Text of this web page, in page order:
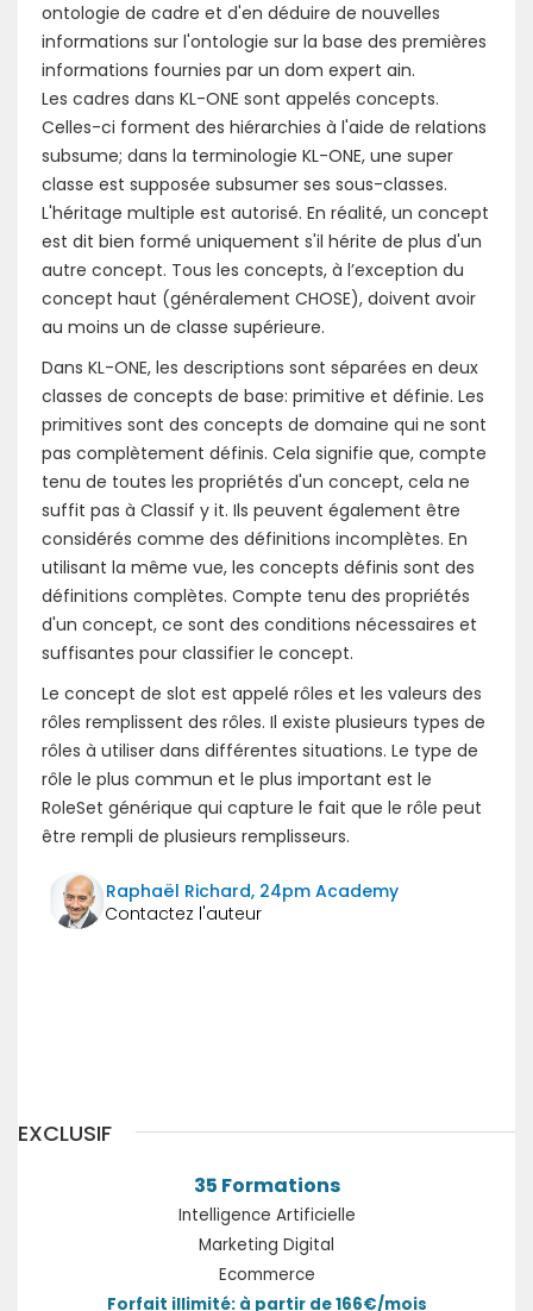
ontologie de cadre et d'en déduire de nouvelles
informations sur l'ontologie sur la base des premières
informations fournies par un dom expert ain.
Les cadres dans KL-ONE sont appelés concepts.
Celles-ci forment des hiérarchies à l'aide de relations
subsume; dans la terminologie KL-ONE, une super
classe est supposée subsumer ses sous-classes.
L'héritage multiple est autorisé. En réalité, un concept
est dit bien formé uniquement s'il hérite de plus d'un
autre concept. Tous les concepts, à l’exception du
concept haut (généralement CHOSE), doivent avoir
au moins un de classe supérieure.
Dans KL-ONE, les descriptions sont séparées en deux
classes de concepts de base: primitive et définie. Les
primitives sont des concepts de domaine qui ne sont
pas complètement définis. Cela signifie que, compte
tenu de toutes les propriétés d'un concept, cela ne
suffit pas à Classif y it. Ils peuvent également être
considérés comme des définitions incomplètes. En
utilisant la même vue, les concepts définis sont des
définitions complètes. Compte tenu des propriétés
d'un concept, ce sont des conditions nécessaires et
suffisantes pour classifier le concept.
Le concept de slot est appelé rôles et les valeurs des
rôles remplissent des rôles. Il existe plusieurs types de
rôles à utiliser dans différentes situations. Le type de
rôle le plus commun et le plus important est le
RoleSet générique qui capture le fait que le rôle peut
être rempli de plusieurs remplisseurs.
Raphaël Richard, 24pm Academy
EXCLUSIF
35 Formations
Intelligence Artificielle
Marketing Digital
Ecommerce
Forfait illimité: à partir de 166€/mois